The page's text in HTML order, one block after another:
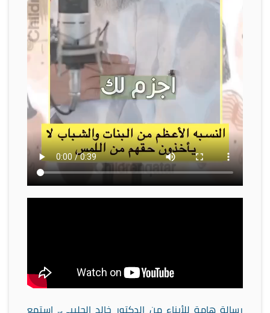
رسالة هامة للأبناء من الدكتور خالد الحليبي.. استمع